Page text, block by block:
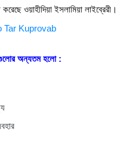
ওয়াহীদিয়া ইসলামিয়া লাইব্রেরী।
অন্যতম হলো :